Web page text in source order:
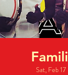
Sat, Feb 17